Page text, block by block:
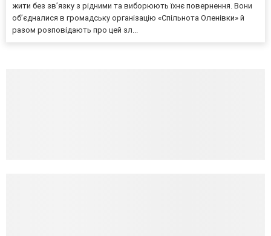
жити без зв’язку з рідними та виборюють їхнє повернення. Вони
об’єдналися в громадську організацію «Спільнота Оленівки» й
разом розповідають про цей зл...